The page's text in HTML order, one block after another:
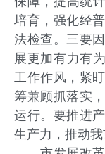
培育，强化经
法检查。三要
展更加有力有
工作作风，紧
筹兼顾抓落实
运行。要推进
生产力，推动我